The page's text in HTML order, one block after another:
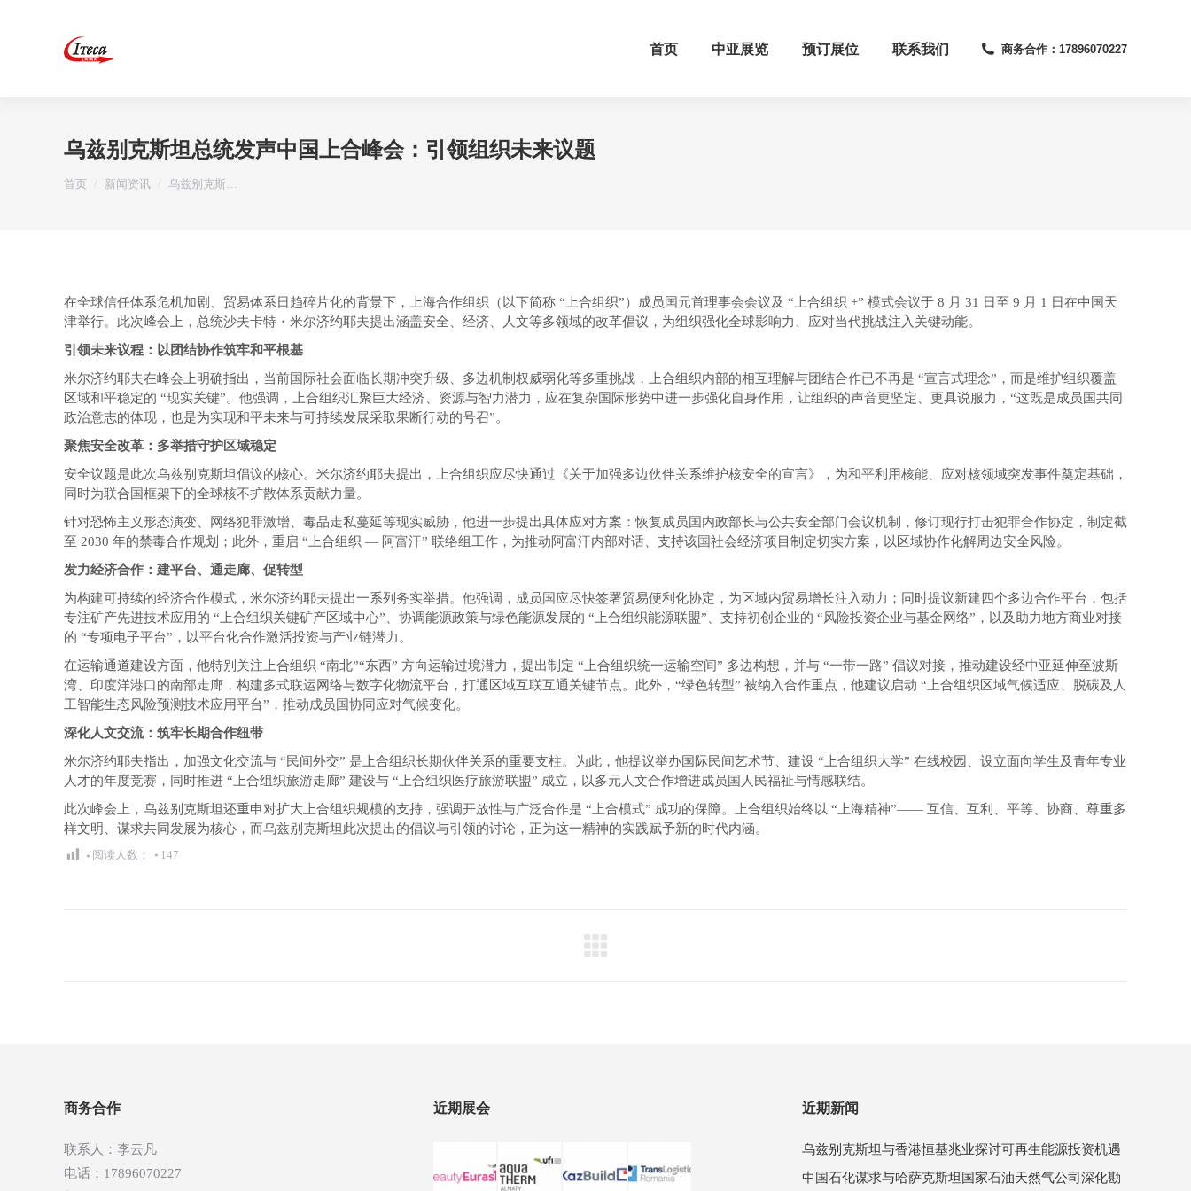
首页 中亚展览 预订展位 联系我们 商务合作：17896070227
乌兹别克斯坦总统发声中国上合峰会：引领组织未来议题
首页 新闻资讯 乌兹别克斯…
在全球信任体系危机加剧、贸易体系日趋碎片化的背景下，上海合作组织（以下简称 “上合组织”）成员国元首理事会会议及 “上合组织 +” 模式会议于 8 月 31 日至 9 月 1 日在中国天
津举行。此次峰会上，总统沙夫卡特・米尔济约耶夫提出涵盖安全、经济、人文等多领域的改革倡议，为组织强化全球影响力、应对当代挑战注入关键动能。
引领未来议程：以团结协作筑牢和平根基
米尔济约耶夫在峰会上明确指出，当前国际社会面临长期冲突升级、多边机制权威弱化等多重挑战，上合组织内部的相互理解与团结合作已不再是 “宣言式理念”，而是维护组织覆盖
区域和平稳定的 “现实关键”。他强调，上合组织汇聚巨大经济、资源与智力潜力，应在复杂国际形势中进一步强化自身作用，让组织的声音更坚定、更具说服力，“这既是成员国共同
政治意志的体现，也是为实现和平未来与可持续发展采取果断行动的号召”。
聚焦安全改革：多举措守护区域稳定
安全议题是此次乌兹别克斯坦倡议的核心。米尔济约耶夫提出，上合组织应尽快通过《关于加强多边伙伴关系维护核安全的宣言》，为和平利用核能、应对核领域突发事件奠定基础，
同时为联合国框架下的全球核不扩散体系贡献力量。
针对恐怖主义形态演变、网络犯罪激增、毒品走私蔓延等现实威胁，他进一步提出具体应对方案：恢复成员国内政部长与公共安全部门会议机制，修订现行打击犯罪合作协定，制定截
至 2030 年的禁毒合作规划；此外，重启 “上合组织 — 阿富汗” 联络组工作，为推动阿富汗内部对话、支持该国社会经济项目制定切实方案，以区域协作化解周边安全风险。
发力经济合作：建平台、通走廊、促转型
为构建可持续的经济合作模式，米尔济约耶夫提出一系列务实举措。他强调，成员国应尽快签署贸易便利化协定，为区域内贸易增长注入动力；同时提议新建四个多边合作平台，包括
专注矿产先进技术应用的 “上合组织关键矿产区域中心”、协调能源政策与绿色能源发展的 “上合组织能源联盟”、支持初创企业的 “风险投资企业与基金网络”，以及助力地方商业对接
的 “专项电子平台”，以平台化合作激活投资与产业链潜力。
在运输通道建设方面，他特别关注上合组织 “南北”“东西” 方向运输过境潜力，提出制定 “上合组织统一运输空间” 多边构想，并与 “一带一路” 倡议对接，推动建设经中亚延伸至波斯
湾、印度洋港口的南部走廊，构建多式联运网络与数字化物流平台，打通区域互联互通关键节点。此外，“绿色转型” 被纳入合作重点，他建议启动 “上合组织区域气候适应、脱碳及人
工智能生态风险预测技术应用平台”，推动成员国协同应对气候变化。
深化人文交流：筑牢长期合作纽带
米尔济约耶夫指出，加强文化交流与 “民间外交” 是上合组织长期伙伴关系的重要支柱。为此，他提议举办国际民间艺术节、建设 “上合组织大学” 在线校园、设立面向学生及青年专业
人才的年度竞赛，同时推进 “上合组织旅游走廊” 建设与 “上合组织医疗旅游联盟” 成立，以多元人文合作增进成员国人民福祉与情感联结。
此次峰会上，乌兹别克斯坦还重申对扩大上合组织规模的支持，强调开放性与广泛合作是 “上合模式” 成功的保障。上合组织始终以 “上海精神”—— 互信、互利、平等、协商、尊重多
样文明、谋求共同发展为核心，而乌兹别克斯坦此次提出的倡议与引领的讨论，正为这一精神的实践赋予新的时代内涵。
阅读人数： 147
商务合作
联系人：李云凡
电话：17896070227
近期展会 近期新闻
乌兹别克斯坦与香港恒基兆业探讨可再生能源投资机遇
中国石化谋求与哈萨克斯坦国家石油天然气公司深化勘